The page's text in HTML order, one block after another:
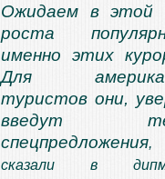
Ожидаем в этой
роста
именно этих
Для
туристов они,
введут
спецпредложения
сказали в